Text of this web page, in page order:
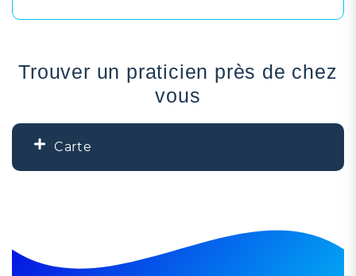
Trouver un praticien près de chez
vous
Carte